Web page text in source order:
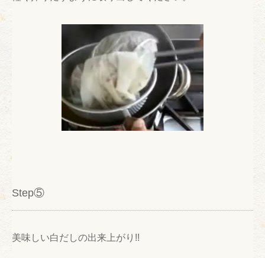
Step⑤
美味しい白だしの出来上がり!!